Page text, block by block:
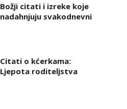
Božji citati i izreke koje
nadahnjuju svakodnevni
Citati o kćerkama:
Ljepota roditeljstva